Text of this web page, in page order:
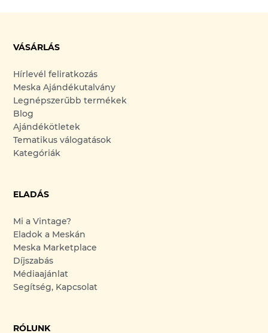
VÁSÁRLÁS
Hírlevél feliratkozás
Meska Ajándékutalvány
Legnépszerűbb termékek
Blog
Ajándékötletek
Tematikus válogatások
Kategóriák
ELADÁS
Mi a Vintage?
Eladok a Meskán
Meska Marketplace
Díjszabás
Médiaajánlat
Segítség, Kapcsolat
RÓLUNK